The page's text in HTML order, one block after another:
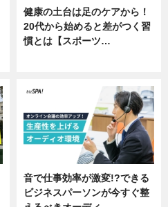
健康の土台は足のケアから！
20代から始めると差がつく習
慣とは【スポーツ…
音で仕事効率が激変!?できる
ビジネスパーソンが今すぐ整